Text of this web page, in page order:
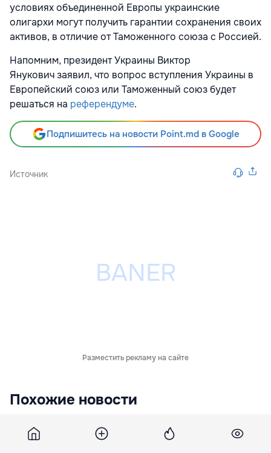
условиях объединенной Европы украинские
олигархи могут получить гарантии сохранения своих
активов, в отличие от Таможенного союза с Россией.
Напомним, президент Украины Виктор
Янукович заявил, что вопрос вступления Украины в
Европейский союз или Таможенный союз будет
решаться на референдуме.
Подпишитесь на новости Point.md в Google
Источник
Разместить рекламу на сайте
Похожие новости